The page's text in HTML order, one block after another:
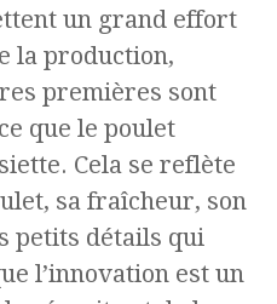
un grand effort
la production,
premières sont
que le poulet
Cela se reflète
sa fraîcheur, son
petits détails qui
l’innovation est un